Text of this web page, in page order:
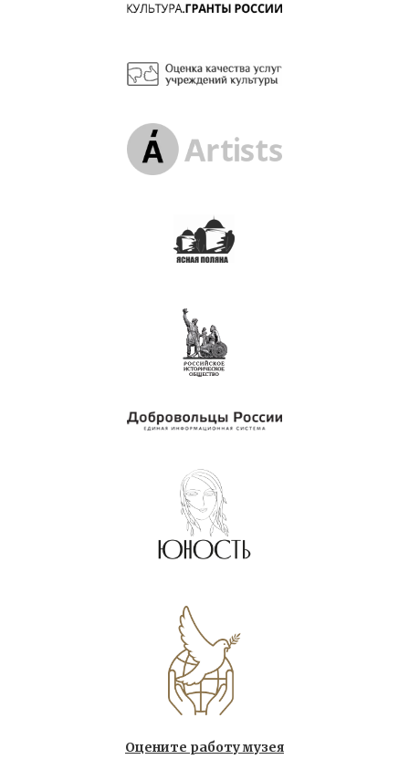
Оцените работу музея